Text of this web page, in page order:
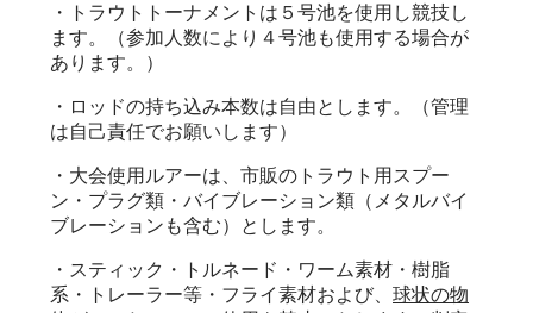
・トラウトトーナメントは５号池を使用し競技し
ます。（参加人数により４号池も使用する場合が
あります。）
・ロッドの持ち込み本数は自由とします。（管理
は自己責任でお願いします）
・大会使用ルアーは、市販のトラウト用スプー
ン・プラグ類・バイブレーション類（メタルバイ
ブレーションも含む）とします。
・スティック・トルネード・ワーム素材・樹脂
系・トレーラー等・フライ素材および、 球状の物